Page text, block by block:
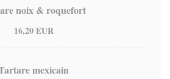
noix & roquefort
16,20 EUR
mexicain